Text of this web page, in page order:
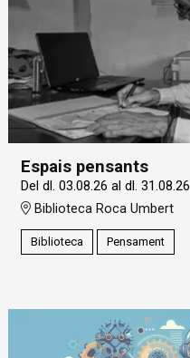
Espais pensants
Del dl. 03.08.26 al dl. 31.08.26
Biblioteca Roca Umbert
Biblioteca Pensament